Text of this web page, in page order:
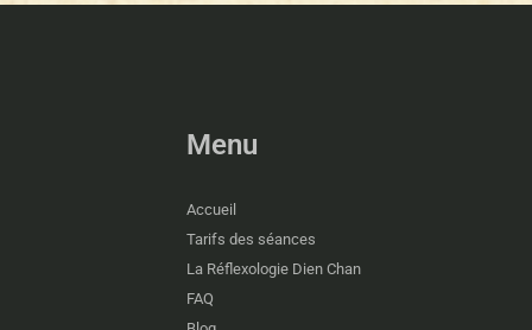
Menu
Accueil
Tarifs des séances
La Réflexologie Dien Chan
FAQ